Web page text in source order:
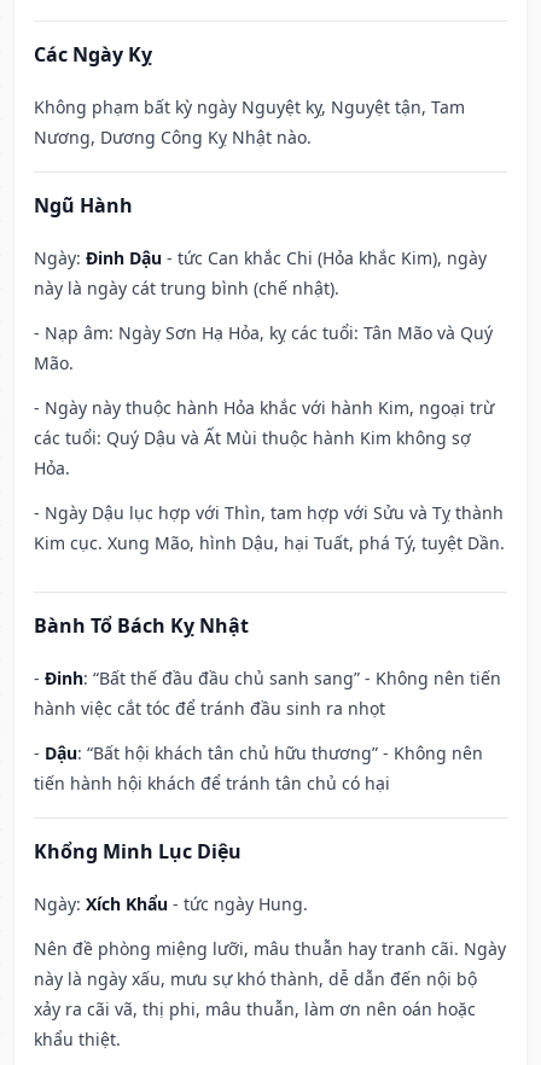
Các Ngày Kỵ
Không phạm bất kỳ ngày Nguyệt kỵ, Nguyệt tận, Tam
Nương, Dương Công Kỵ Nhật nào.
Ngũ Hành
Ngày: Đinh Dậu - tức Can khắc Chi (Hỏa khắc Kim), ngày
này là ngày cát trung bình (chế nhật).
- Nạp âm: Ngày Sơn Hạ Hỏa, kỵ các tuổi: Tân Mão và Quý
Mão.
- Ngày này thuộc hành Hỏa khắc với hành Kim, ngoại trừ
các tuổi: Quý Dậu và Ất Mùi thuộc hành Kim không sợ
Hỏa.
- Ngày Dậu lục hợp với Thìn, tam hợp với Sửu và Tỵ thành
Kim cục. Xung Mão, hình Dậu, hại Tuất, phá Tý, tuyệt Dần.
Bành Tổ Bách Kỵ Nhật
- Đinh: “Bất thế đầu đầu chủ sanh sang” - Không nên tiến
hành việc cắt tóc để tránh đầu sinh ra nhọt
- Dậu: “Bất hội khách tân chủ hữu thương” - Không nên
tiến hành hội khách để tránh tân chủ có hại
Khổng Minh Lục Diệu
Ngày: Xích Khẩu - tức ngày Hung.
Nên đề phòng miệng lưỡi, mâu thuẫn hay tranh cãi. Ngày
này là ngày xấu, mưu sự khó thành, dễ dẫn đến nội bộ
xảy ra cãi vã, thị phi, mâu thuẫn, làm ơn nên oán hoặc
khẩu thiệt.